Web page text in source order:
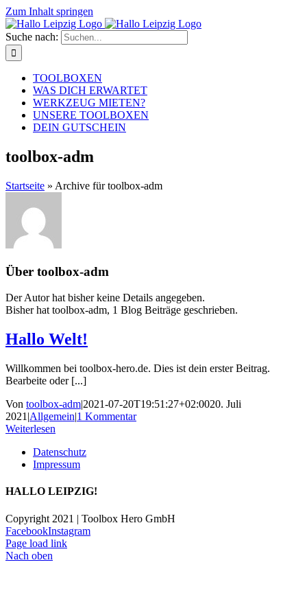
Zum Inhalt springen
Suche nach:
TOOLBOXEN
WAS DICH ERWARTET
WERKZEUG MIETEN?
UNSERE TOOLBOXEN
DEIN GUTSCHEIN
toolbox-adm
Startseite » Archive für toolbox-adm
Über toolbox-adm
Der Autor hat bisher keine Details angegeben.
Bisher hat toolbox-adm, 1 Blog Beiträge geschrieben.
Hallo Welt!
Willkommen bei toolbox-hero.de. Dies ist dein erster Beitrag.
Bearbeite oder [...]
Von toolbox-adm|2021-07-20T19:51:27+02:0020. Juli
2021 |Allgemein|1 Kommentar
Weiterlesen
Datenschutz
Impressum
HALLO LEIPZIG!
Copyright 2021 | Toolbox Hero GmbH
FacebookInstagram
Page load link
Nach oben